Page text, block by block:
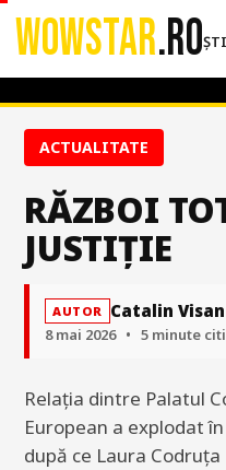
WOWSTAR.RO
ACTUALITATE
RĂZBOI
JUSTIȚIE
AUTOR Catalin Visan
8 mai 2026 • 5 minute
Relația dintre Palatul
European a explodat
după ce Laura